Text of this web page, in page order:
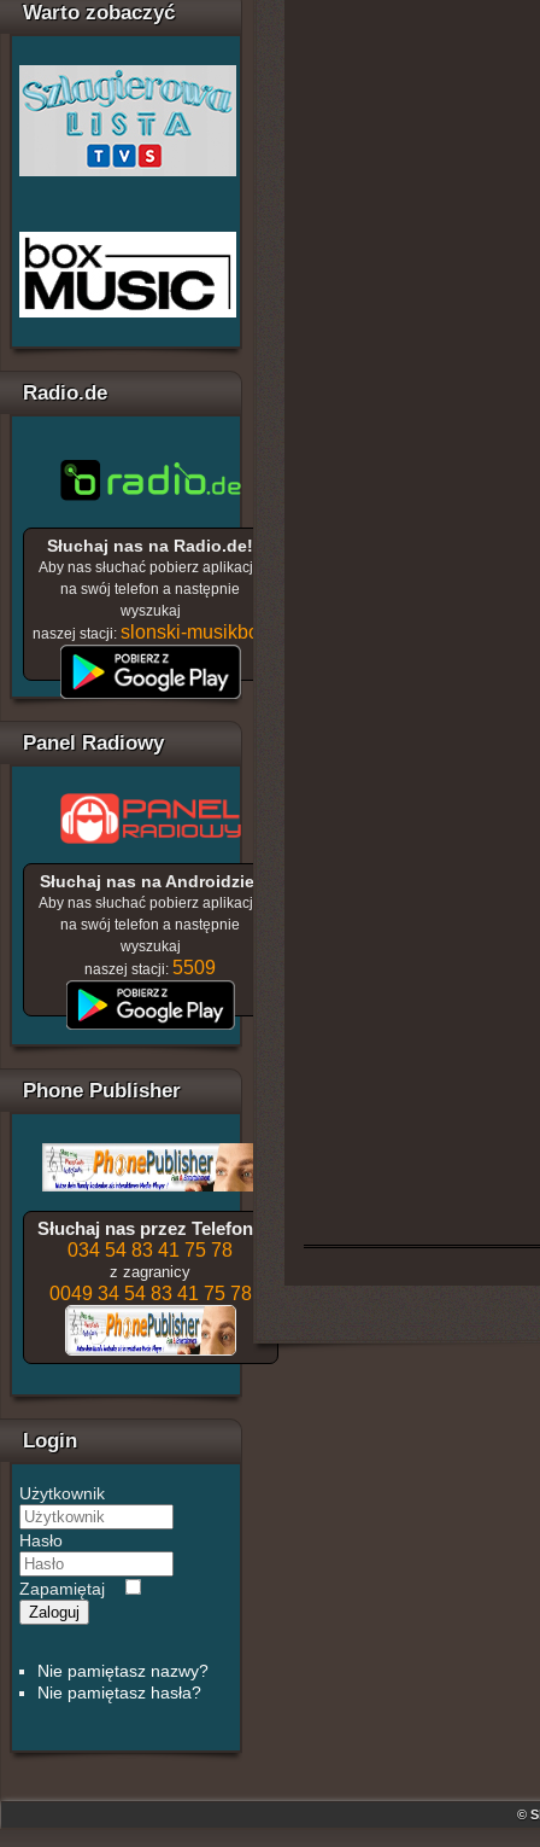
Warto zobaczyć
Radio.de
Słuchaj nas na Radio.de!
Aby nas słuchać pobierz aplikację
na swój telefon a następnie
wyszukaj
naszej stacji: slonski-musikbox
Panel Radiowy
Słuchaj nas na Androidzie!
Aby nas słuchać pobierz aplikację
na swój telefon a następnie
wyszukaj
naszej stacji:5509
Phone Publisher
Słuchaj nas przez Telefon !
034 54 83 41 75 78
z zagranicy
0049 34 54 83 41 75 78
Login
Użytkownik
Hasło
Zapamiętaj
Zaloguj
Nie pamiętasz nazwy?
Nie pamiętasz hasła?
©